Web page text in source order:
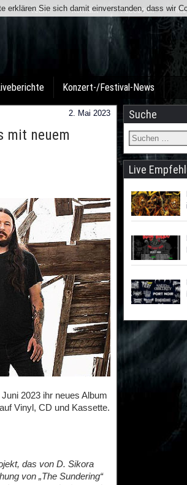
Team Kontakt Facebook
Konzert-/Festival-News
2. Mai 2023
mit neuem
2023 ihr neues Album
Vinyl, CD und Kassette.
das von D. Sikora
von „The Sundering“
Suche
Live
erklären Sie sich damit einverstanden, dass wir